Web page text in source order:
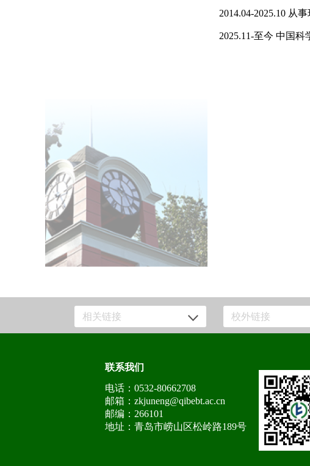
2014.04-2025.10 从
2025.11-至今 中国
相关链接 校外链接
联系我们
电话：0532-80662708
邮箱：zkjuneng@qibebt.ac.cn
邮编：266101
地址：青岛市崂山区松岭路189号